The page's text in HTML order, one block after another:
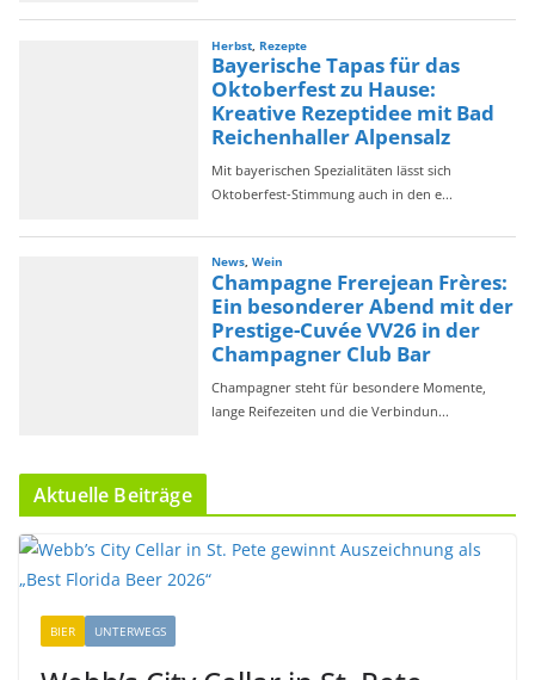
Aktuelle Beiträge
BIER UNTERWEGS